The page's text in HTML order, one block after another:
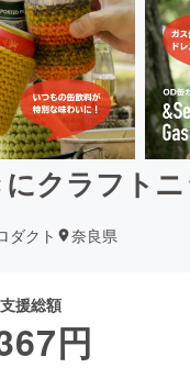
クラフト
ダクト 奈良県
援総額
円